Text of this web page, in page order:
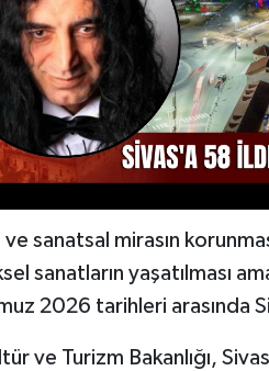
sanatsal mirasın
sanatların yaşatılması
2026 tarihleri arasında
ve Turizm Bakanlığı,